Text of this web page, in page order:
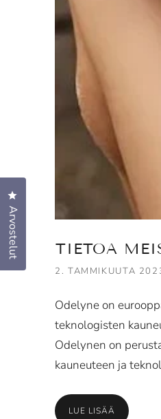
TIETOA
2. TAMMIKUUTA
Odelyne on
teknologisten
Odelynen on
kauneuteen ja
LUE LISÄÄ
Arvostelut
Klikkaa avataksesi